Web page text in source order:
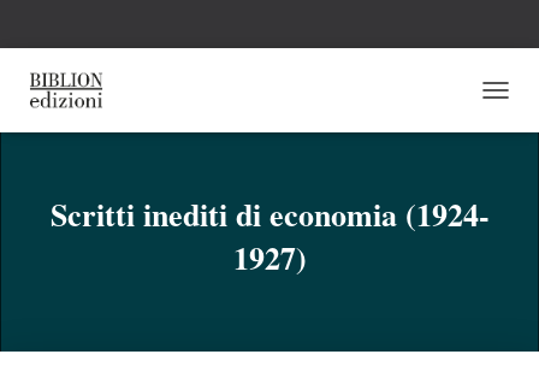
A
Scritti inediti di economia (1924-
1927)